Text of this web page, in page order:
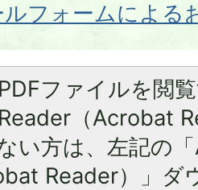
ルフォームによる
PDFファイルを閲
Reader（Acrobat
い方は、左記の
Reader）」ダ